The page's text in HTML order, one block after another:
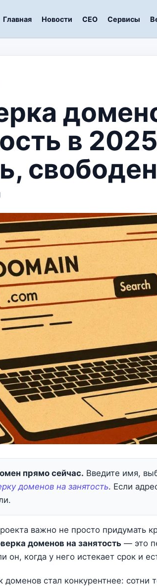
Главная Новости СЕО Сервисы
в
прямо сейчас. Введите имя,
доменов на занятость. Если
важно не просто придумать
доменов на занятость — это
он, когда у него истекает срок и
доменов стал конкурентнее: сотни